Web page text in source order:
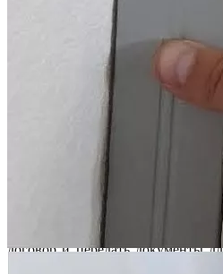
Обращаясь к нам, вы в
консультацию от профильного
вопросы, детально
документы, разработает
каждого конкретного случая,
взыскания и представит вам
услуги. При этом мы гибко
юридических услуг,
варианты оплаты.
Всю работу по ведению дела
застройщика, приемка
строительной экспертизы,
ваших интересов до
ваш счет. Ваше участие в
договор и передать документы
полную конфиденциальность